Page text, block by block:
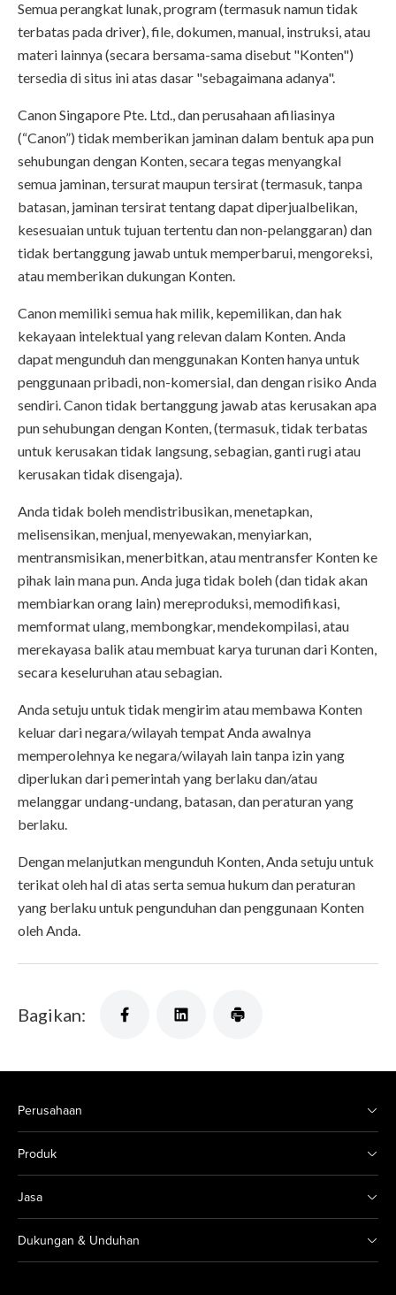
Semua perangkat lunak, program (termasuk namun tidak
terbatas pada driver), file, dokumen, manual, instruksi, atau
materi lainnya (secara bersama-sama disebut "Konten")
tersedia di situs ini atas dasar "sebagaimana adanya".
Canon Singapore Pte. Ltd., dan perusahaan afiliasinya
(“Canon”) tidak memberikan jaminan dalam bentuk apa pun
sehubungan dengan Konten, secara tegas menyangkal
semua jaminan, tersurat maupun tersirat (termasuk, tanpa
batasan, jaminan tersirat tentang dapat diperjualbelikan,
kesesuaian untuk tujuan tertentu dan non-pelanggaran) dan
tidak bertanggung jawab untuk memperbarui, mengoreksi,
atau memberikan dukungan Konten.
Canon memiliki semua hak milik, kepemilikan, dan hak
kekayaan intelektual yang relevan dalam Konten. Anda
dapat mengunduh dan menggunakan Konten hanya untuk
penggunaan pribadi, non-komersial, dan dengan risiko Anda
sendiri. Canon tidak bertanggung jawab atas kerusakan apa
pun sehubungan dengan Konten, (termasuk, tidak terbatas
untuk kerusakan tidak langsung, sebagian, ganti rugi atau
kerusakan tidak disengaja).
Anda tidak boleh mendistribusikan, menetapkan,
melisensikan, menjual, menyewakan, menyiarkan,
mentransmisikan, menerbitkan, atau mentransfer Konten ke
pihak lain mana pun. Anda juga tidak boleh (dan tidak akan
membiarkan orang lain) mereproduksi, memodifikasi,
memformat ulang, membongkar, mendekompilasi, atau
merekayasa balik atau membuat karya turunan dari Konten,
secara keseluruhan atau sebagian.
Anda setuju untuk tidak mengirim atau membawa Konten
keluar dari negara/wilayah tempat Anda awalnya
memperolehnya ke negara/wilayah lain tanpa izin yang
diperlukan dari pemerintah yang berlaku dan/atau
melanggar undang-undang, batasan, dan peraturan yang
berlaku.
Dengan melanjutkan mengunduh Konten, Anda setuju untuk
terikat oleh hal di atas serta semua hukum dan peraturan
yang berlaku untuk pengunduhan dan penggunaan Konten
oleh Anda.
Bagikan:
Perusahaan
Produk
Jasa
Dukungan & Unduhan